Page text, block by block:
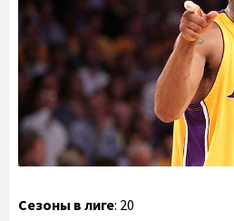
Сезоны в лиге: 20